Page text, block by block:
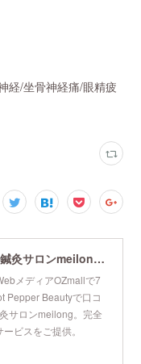
経/坐骨神経痛/眼精疲
【公式】恵比寿の美容鍼灸サロンmeilong｜ツボを押さえた針・お灸の治療で美容と健康を叶えます
メディアOZmallで7
Pepper Beautyで口コ
サロンmeilong。完全
ビスをご提供。